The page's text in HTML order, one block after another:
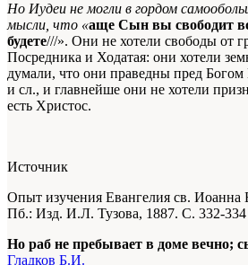
Но Иудеи не могли в гордом
мысли, что «аще Сын вы свободит
будете///». Они не хотели свободы от
Посредника и Ходатая: они хотели
думали, что они праведны пред Богом
и сл., и главнейше они не хотели
есть Христос.
Источник
Опыт изучения Евангелия св. Иоанна
Пб.: Изд. И.Л. Тузова, 1887. С. 332-334
Но раб не пребывает в доме вечно;
Гладков Б.И.